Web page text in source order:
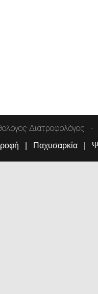
Διατροφολόγος
Παχυσαρκία